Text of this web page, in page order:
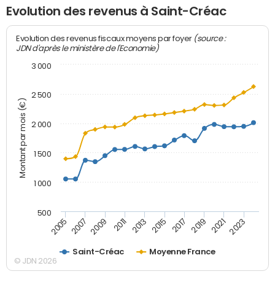
Evolution des revenus à Saint-Créac
Montant par mois (€)
Evolution des revenus fiscaux moyens par foyer (source :
JDN d'après le ministère de l'Economie)
Saint-Créac Moyenne France
2005 2007 2009 2011 2013 2015 2017 2019 2021 2023
500
1 000
1 500
2 000
2 500
3 000
© JDN 2026